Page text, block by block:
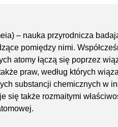
– nauka przyrodnicza
pomiędzy nimi.
atomy łączą się poprzez
praw, według których
substancji chemicznych w
się także rozmaitymi